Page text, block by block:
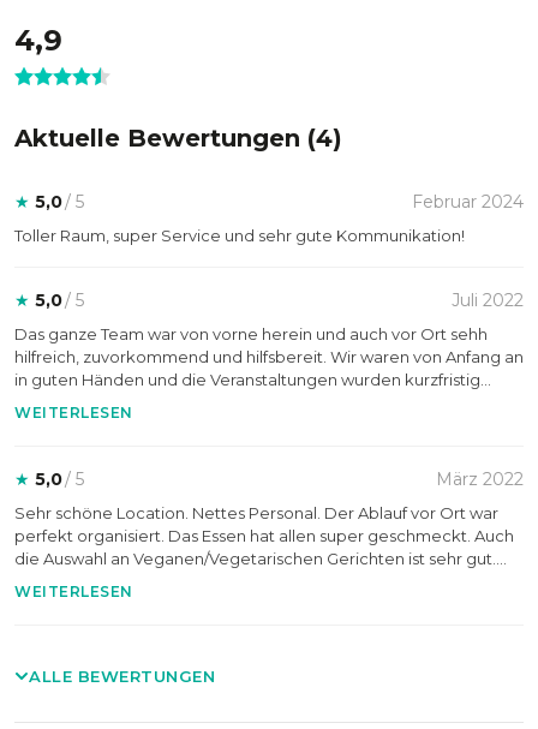
schaffen eine Atmosphäre, die den Fokus auf Produktivität
und Austausch legt. Perfekte Ergänzungen wie flexible
Bestuhlungen und technisches Equipment machen sie zu
Business-Events.
4,9
Aktuelle Bewertungen (4)
★ 5,0/ 5 Februar 2024
Toller Raum, super Service und sehr gute Kommunikation!
★ 5,0/ 5 Juli 2022
Das ganze Team war von vorne herein und auch vor Ort sehh
hilfreich, zuvorkommend und hilfsbereit. Wir waren von Anfang an
in guten Händen und die Veranstaltungen wurden kurzfristig
geplant und gebucht.
WEITERLESEN
★ 5,0/ 5 März 2022
Sehr schöne Location. Nettes Personal. Der Ablauf vor Ort war
perfekt organisiert. Das Essen hat allen super geschmeckt. Auch
die Auswahl an Veganen/Vegetarischen Gerichten ist sehr gut.
Eine gelungene Veranstaltung in einer tollen Location.
WEITERLESEN
ALLE BEWERTUNGEN